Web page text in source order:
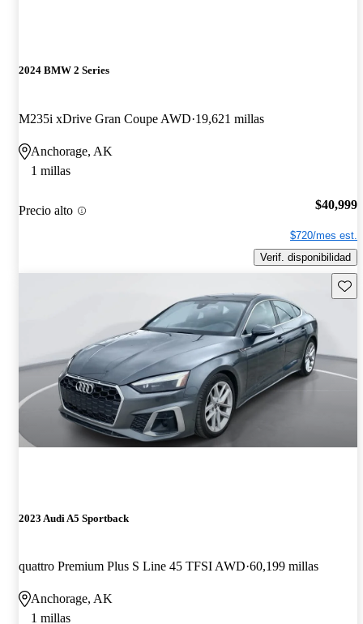
2024 BMW 2 Series
M235i xDrive Gran Coupe AWD 19,621 millas
Anchorage, AK
1 millas
Precio alto $40,999
$720/mes est.
Verif. disponibilidad
2023 Audi A5 Sportback
quattro Premium Plus S Line 45 TFSI AWD 60,199 millas
Anchorage, AK
1 millas